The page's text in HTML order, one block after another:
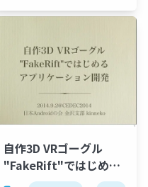
ャパン
cedec
自作3D VRゴーグル
"FakeRift"ではじめる
アプリケーション開発